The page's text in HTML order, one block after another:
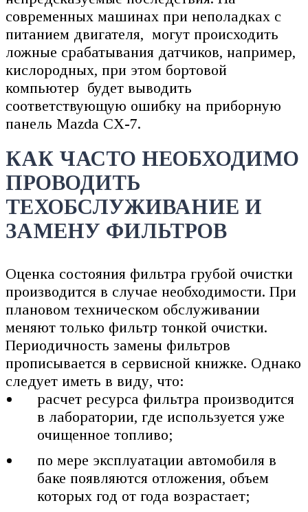
современных машинах при неполадках с
питанием двигателя, могут происходить
ложные срабатывания датчиков, например,
кислородных, при этом бортовой
компьютер будет выводить
соответствующую ошибку на приборную
панель Mazda CX-7.
КАК ЧАСТО НЕОБХОДИМО
ПРОВОДИТЬ
ТЕХОБСЛУЖИВАНИЕ И
ЗАМЕНУ ФИЛЬТРОВ
Оценка состояния фильтра грубой очистки
производится в случае необходимости. При
плановом техническом обслуживании
меняют только фильтр тонкой очистки.
Периодичность замены фильтров
прописывается в сервисной книжке. Однако
следует иметь в виду, что:
расчет ресурса фильтра производится
в лаборатории, где используется уже
очищенное топливо;
по мере эксплуатации автомобиля в
баке появляются отложения, объем
которых год от года возрастает;